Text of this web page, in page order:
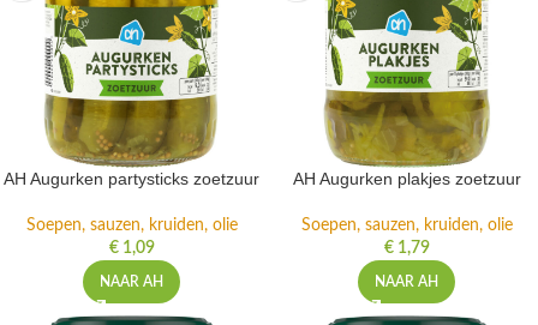
AH Augurken partysticks zoetzuur
Soepen, sauzen, kruiden, olie
€1,09
NAAR AH
AH Augurken plakjes zoetzuur
Soepen, sauzen, kruiden, olie
€1,79
NAAR AH